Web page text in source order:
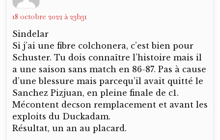
18 octobre 2022 à 23h31
Sindelar
Si j’ai une fibre colchonera, c’est bien pour
Schuster. Tu dois connaître l’histoire mais il
a une saison sans match en 86-87. Pas à cause
d’une blessure mais parcequ’il avait quitté le
Sanchez Pizjuan, en pleine finale de c1.
Mécontent decson remplacement et avant les
exploits du Duckadam.
Résultat, un an au placard.